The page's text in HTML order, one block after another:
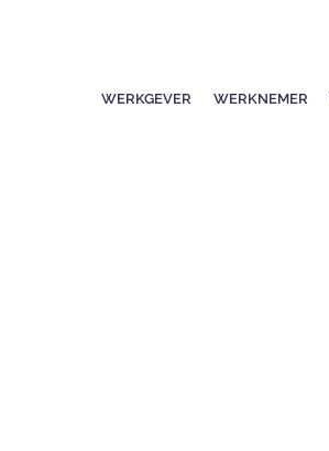
WERKGEVER WERKNEMER